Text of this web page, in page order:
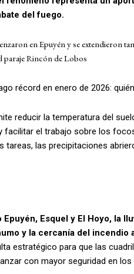
del fuego.
en Epuyén y se extendieron
paraje Rincón de Lobos
récord en enero de 2026:
reducir la temperatura del
facilitar el trabajo sobre los
tareas, las precipitaciones
Epuyén, Esquel y El Hoyo, la
y la cercanía del incendio
estratégico para que las
con mayor seguridad en